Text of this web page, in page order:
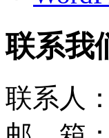
联系我
联系人：